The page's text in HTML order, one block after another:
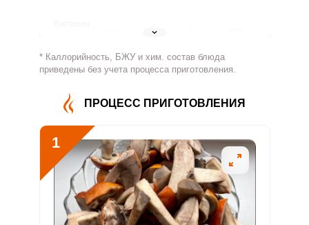
1.8 мг
Витамин
11.7 мг 500 мг 0.2 0.5
Витамин
В5
Витамин
В6
0.2 мг 2 мг 0.9 2.1
Витамин
В9
13.3 мкг 400 мкг 0.3 0.7
* Каллорийность, БЖУ и хим. состав блюда
приведены без учета процесса приготовления.
ПРОЦЕСС ПРИГОТОВЛЕНИЯ
1